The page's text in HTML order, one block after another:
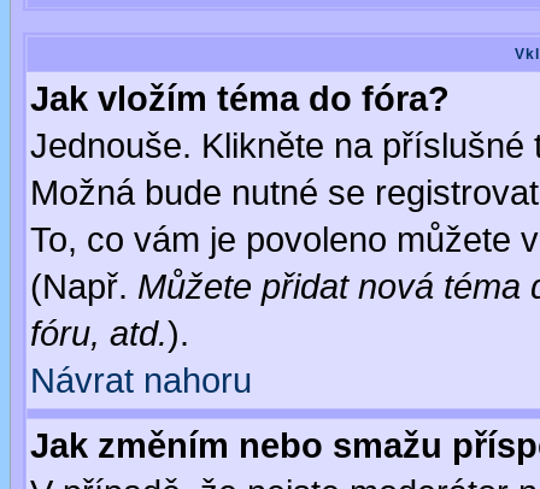
Jak vložím téma do fóra?
Jednouše. Klikněte na
Možná bude nutné se
To, co vám je povoleno můžete
(Např. Můžete přidat nová téma
fóru, atd.).
Návrat nahoru
Jak změním nebo smažu